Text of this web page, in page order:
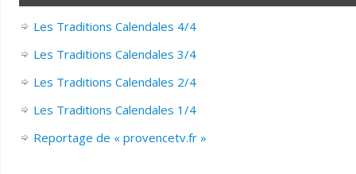
Les Traditions Calendales 4/4
Les Traditions Calendales 3/4
Les Traditions Calendales 2/4
Les Traditions Calendales 1/4
Reportage de « provencetv.fr »